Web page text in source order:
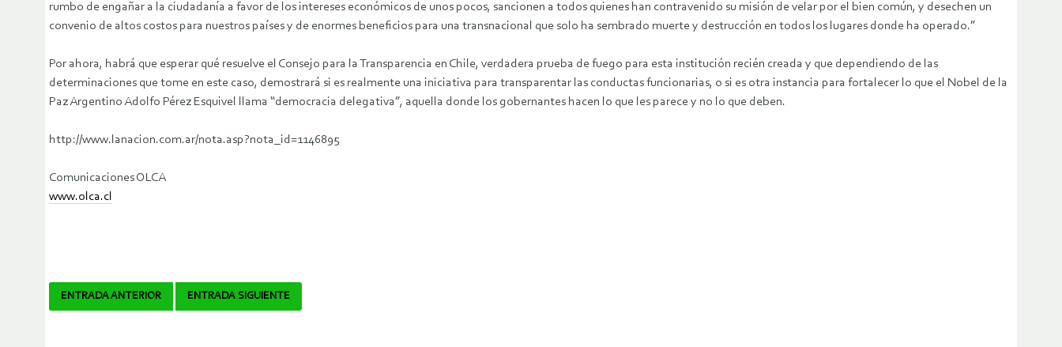
rumbo de engañar a la ciudadanía a favor de los intereses económicos de unos pocos, sancionen a todos quienes han contravenido su misión de velar por el bien común, y desechen un
convenio de altos costos para nuestros países y de enormes beneficios para una transnacional que solo ha sembrado muerte y destrucción en todos los lugares donde ha operado.”
Por ahora, habrá que esperar qué resuelve el Consejo para la Transparencia en Chile, verdadera prueba de fuego para esta institución recién creada y que dependiendo de las
determinaciones que tome en este caso, demostrará si es realmente una iniciativa para transparentar las conductas funcionarias, o si es otra instancia para fortalecer lo que el Nobel de la
Paz Argentino Adolfo Pérez Esquivel llama “democracia delegativa”, aquella donde los gobernantes hacen lo que les parece y no lo que deben.
http://www.lanacion.com.ar/nota.asp?nota_id=1146895
Comunicaciones OLCA
www.olca.cl
Navegador
ENTRADA ANTERIOR ENTRADA SIGUIENTE